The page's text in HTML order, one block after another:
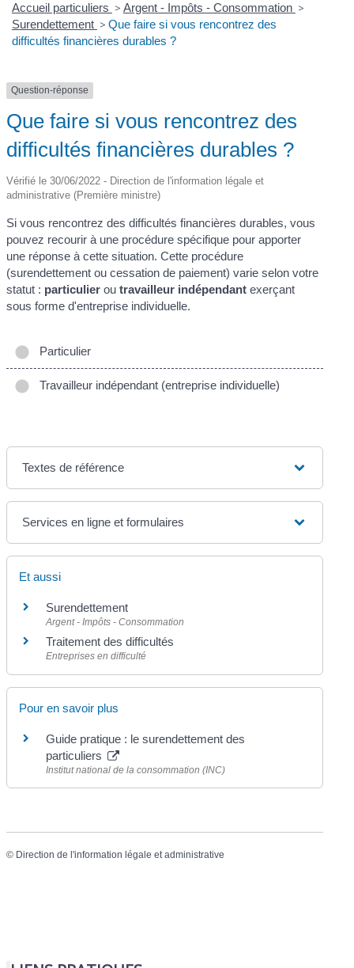
Accueil particuliers > Argent - Impôts - Consommation >
Surendettement > Que faire si vous rencontrez des
difficultés financières durables ?
Question-réponse
Que faire si vous rencontrez des
difficultés financières durables ?
Vérifié le 30/06/2022 - Direction de l'information légale et
administrative (Première ministre)
Si vous rencontrez des difficultés financières durables, vous
pouvez recourir à une procédure spécifique pour apporter
une réponse à cette situation. Cette procédure
(surendettement ou cessation de paiement) varie selon votre
statut : particulier outravailleur indépendant exerçant
sous forme d'entreprise individuelle.
Particulier
Travailleur indépendant (entreprise individuelle)
Textes de référence
Services en ligne et formulaires
Et aussi
Surendettement
Argent - Impôts - Consommation
Traitement des difficultés
Entreprises en difficulté
Pour en savoir plus
Guide pratique : le surendettement des
particuliers
Institut national de la consommation (INC)
© Direction de l'information légale et administrative